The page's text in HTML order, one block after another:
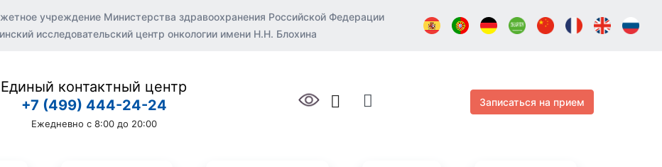
учреждение Министерства здравоохранения Российской Федерации
исследовательский центр онкологии имени Н.Н. Блохина
Единый контактный центр
+7 (499) 444-24-24
Ежедневно с 8:00 до 20:00
Записаться на прием